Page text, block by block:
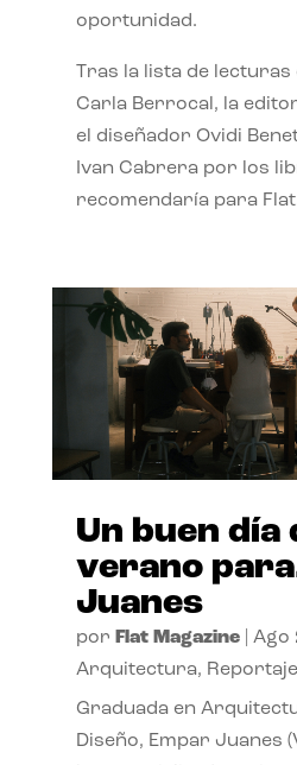
oportunidad.
Tras la lista de
Carla Berrocal, la
el diseñador Ovidi
Ivan Cabrera por los
recomendaría para
Un buen día
verano
Juanes
por Flat Magazine| Ago
Arquitectura, Reportaje
Graduada en
Diseño, Empar Juanes